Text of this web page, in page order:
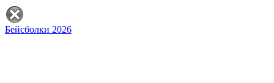
Бейсболки 2026